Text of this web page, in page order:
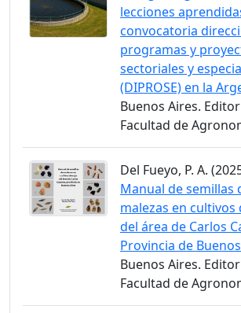
lecciones
convocatoria
programas y
sectoriales y
(DIPROSE) en la
Buenos Aires.
Facultad de
Del Fueyo, P. A.
Manual de semillas
malezas en cultivos
del área de Carlos
Provincia de
Buenos Aires.
Facultad de